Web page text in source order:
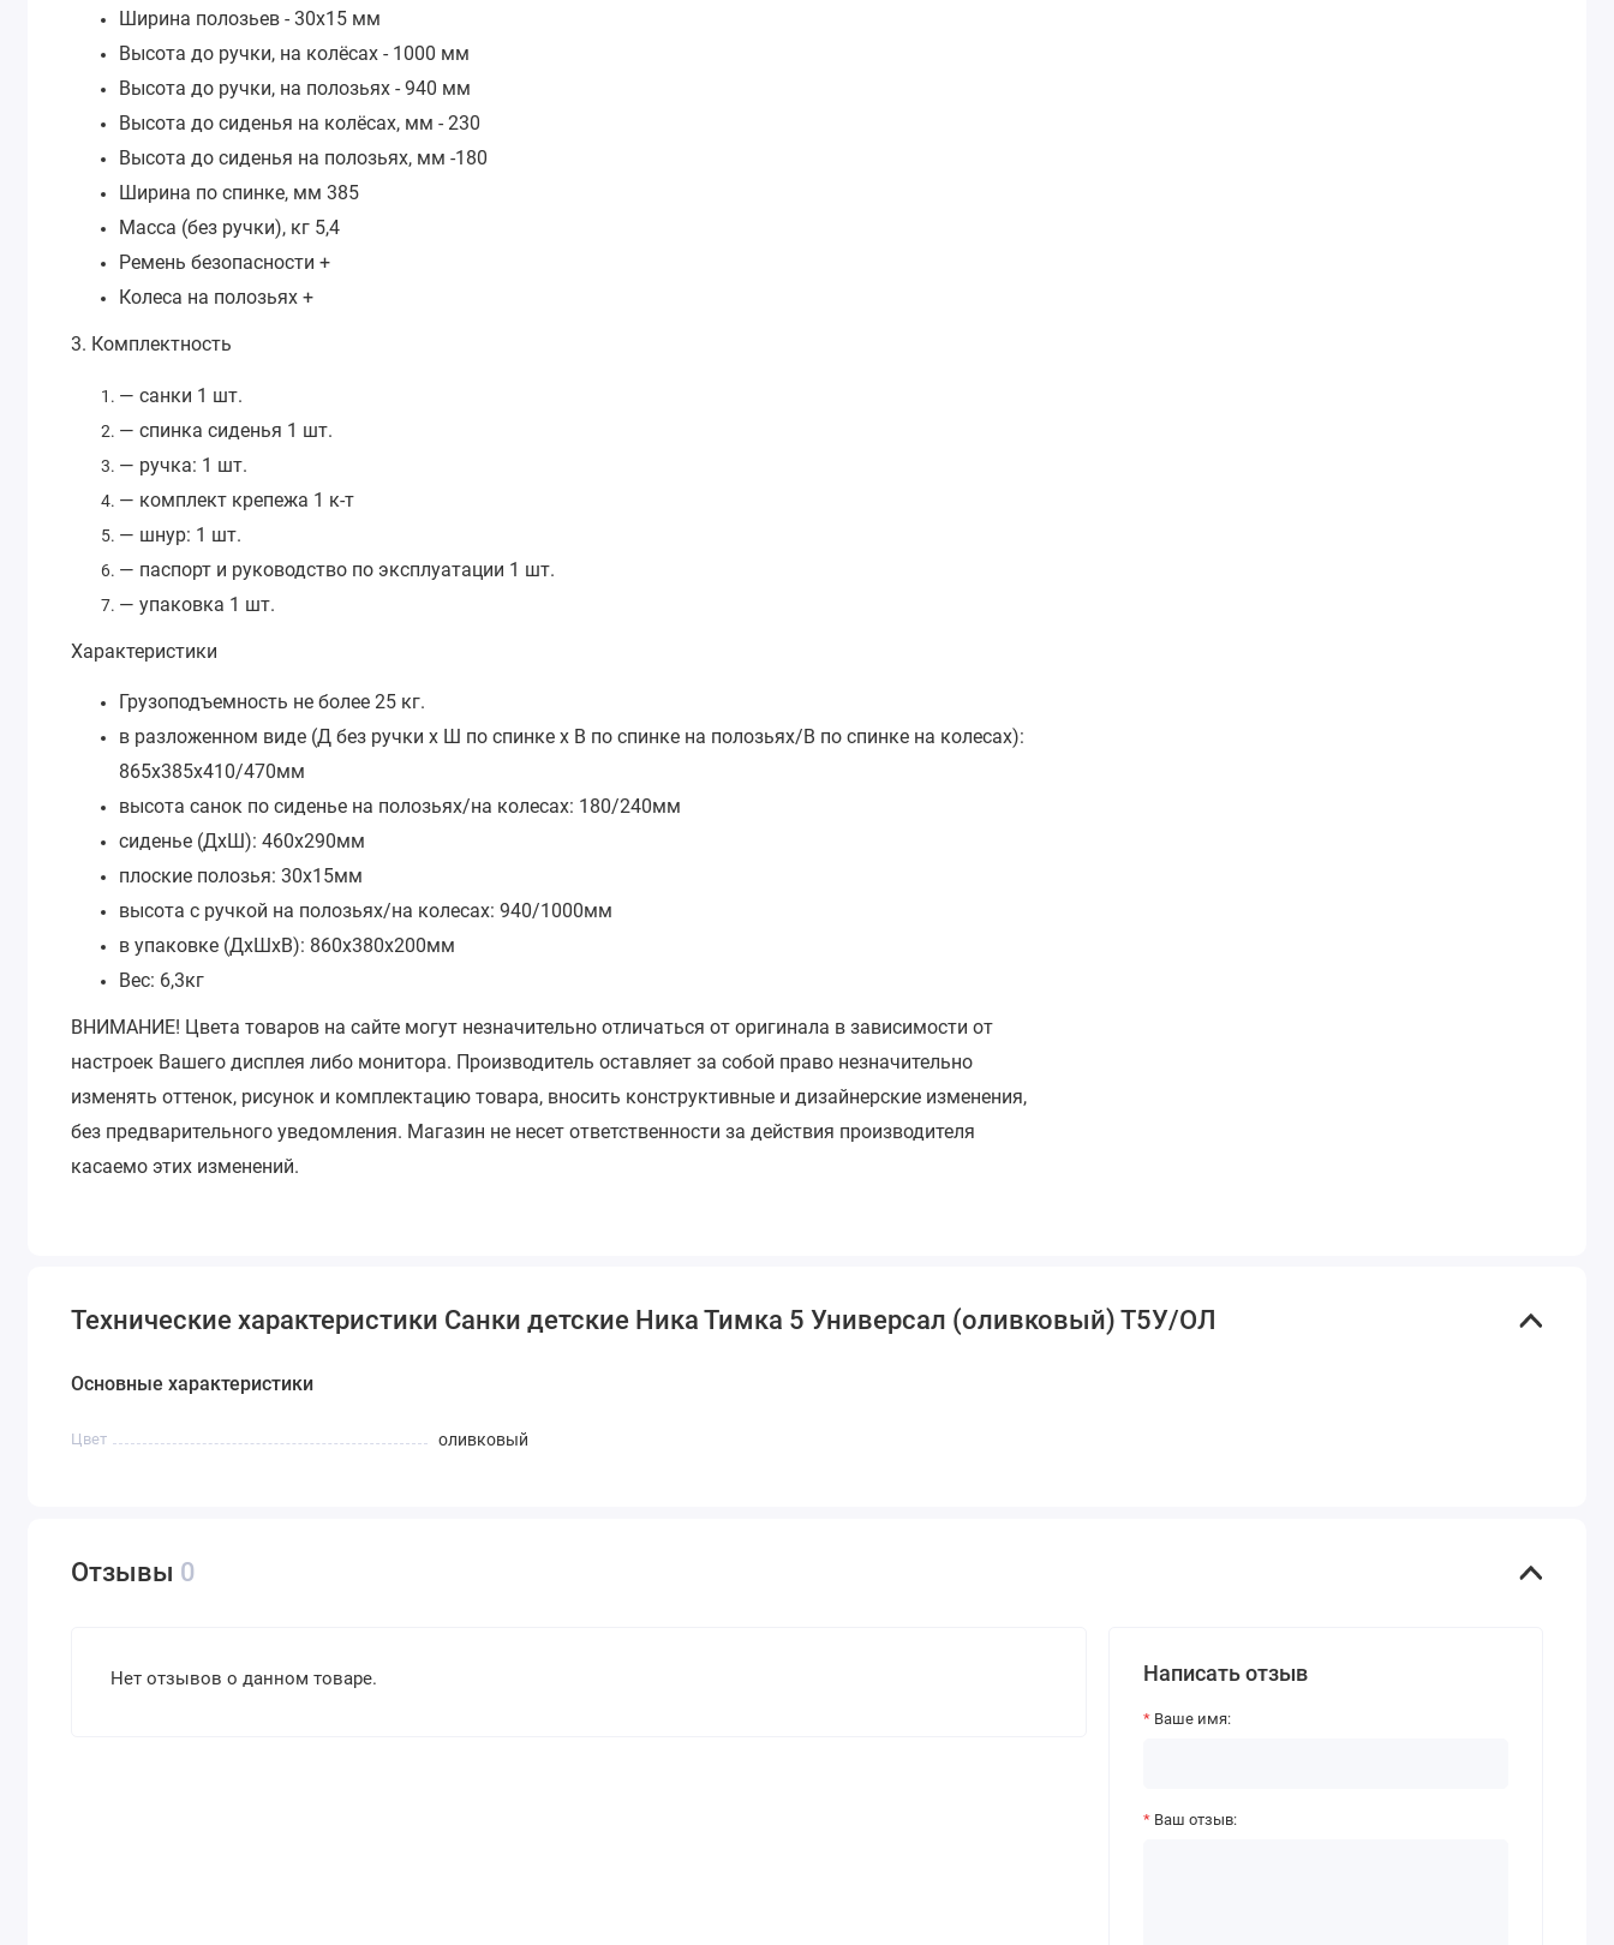
Ширина полозьев - 30х15 мм
Высота до ручки, на колёсах - 1000 мм
Высота до ручки, на полозьях - 940 мм
Высота до сиденья на колёсах, мм - 230
Высота до сиденья на полозьях, мм -180
Ширина по спинке, мм 385
Масса (без ручки), кг 5,4
Ремень безопасности +
Колеса на полозьях +
3. Комплектность
— санки 1 шт.
— спинка сиденья 1 шт.
— ручка: 1 шт.
— комплект крепежа 1 к-т
— шнур: 1 шт.
— паспорт и руководство по эксплуатации 1 шт.
— упаковка 1 шт.
Характеристики
Грузоподъемность не более 25 кг.
в разложенном виде (Д без ручки х Ш по спинке х В по спинке на полозьях/В по спинке на колесах):
865х385х410/470мм
высота санок по сиденье на полозьях/на колесах: 180/240мм
сиденье (ДхШ): 460х290мм
плоские полозья: 30х15мм
высота с ручкой на полозьях/на колесах: 940/1000мм
в упаковке (ДхШхВ): 860х380х200мм
Вес: 6,3кг
ВНИМАНИЕ! Цвета товаров на сайте могут незначительно отличаться от оригинала в зависимости от
настроек Вашего дисплея либо монитора. Производитель оставляет за собой право незначительно
изменять оттенок, рисунок и комплектацию товара, вносить конструктивные и дизайнерские изменения,
без предварительного уведомления. Магазин не несет ответственности за действия производителя
касаемо этих изменений.
Технические характеристики Санки детские Ника Тимка 5 Универсал (оливковый) Т5У/ОЛ
Основные характеристики
Цвет оливковый
Отзывы 0
Нет отзывов о данном товаре. Написать отзыв
Ваше имя:
Ваш отзыв: